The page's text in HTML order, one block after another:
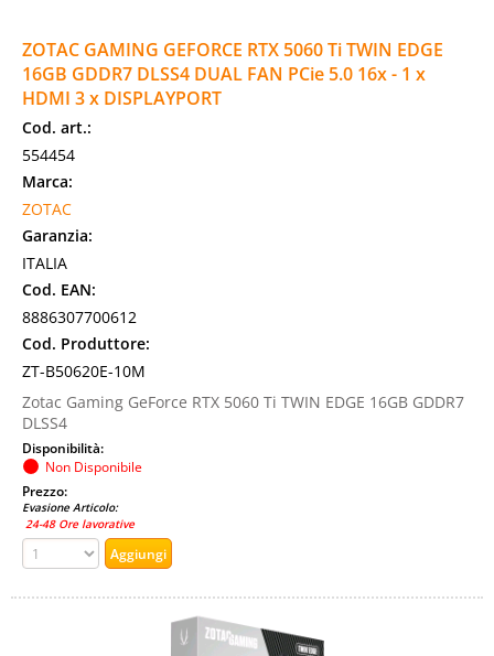
ZOTAC GAMING GEFORCE RTX 5060 Ti TWIN EDGE
16GB GDDR7 DLSS4 DUAL FAN PCie 5.0 16x - 1 x
HDMI 3 x DISPLAYPORT
Cod. art.:
554454
Marca:
ZOTAC
Garanzia:
ITALIA
Cod. EAN:
8886307700612
Cod. Produttore:
ZT-B50620E-10M
Zotac Gaming GeForce RTX 5060 Ti TWIN EDGE 16GB GDDR7
DLSS4
Disponibilità:
Non Disponibile
Prezzo:
Evasione Articolo:
24-48 Ore lavorative